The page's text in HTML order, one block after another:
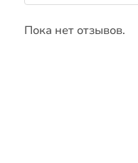
Пока нет отзывов.